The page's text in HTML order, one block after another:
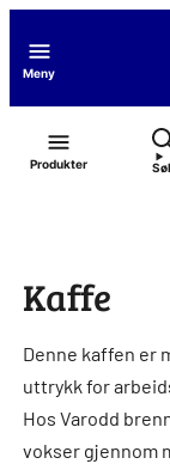
Meny
Produkter
Kaffe
Denne kaffen er
uttrykk for
Hos Varodd
vokser gjennom